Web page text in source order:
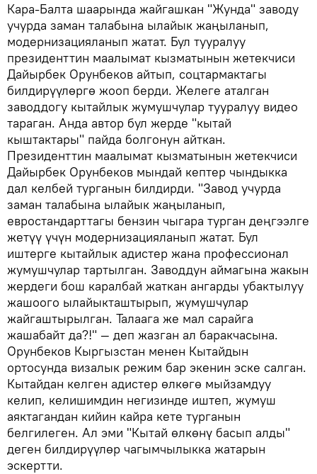
Кара-Балта шаарында жайгашкан "Жунда" заводу
учурда заман талабына ылайык жаңыланып,
модернизацияланып жатат. Бул тууралуу
президенттин маалымат кызматынын жетекчиси
Дайырбек Орунбеков айтып, соцтармактагы
билдирүүлөргө жооп берди. Желеге аталган
заводдогу кытайлык жумушчулар тууралуу видео
тараган. Анда автор бул жерде "кытай
кыштактары" пайда болгонун айткан.
Президенттин маалымат кызматынын жетекчиси
Дайырбек Орунбеков мындай кептер чындыкка
дал келбей турганын билдирди. "Завод учурда
заман талабына ылайык жаңыланып,
евростандарттагы бензин чыгара турган деңгээлге
жетүү үчүн модернизацияланып жатат. Бул
иштерге кытайлык адистер жана профессионал
жумушчулар тартылган. Заводдун аймагына жакын
жердеги бош каралбай жаткан ангарды убактылуу
жашоого ылайыкташтырып, жумушчулар
жайгаштырылган. Талаага же мал сарайга
жашабайт да?!" — деп жазган ал баракчасына.
Орунбеков Кыргызстан менен Кытайдын
ортосунда визалык режим бар экенин эске салган.
Кытайдан келген адистер өлкөгө мыйзамдуу
келип, келишимдин негизинде иштеп, жумуш
аяктагандан кийин кайра кете турганын
белгилеген. Ал эми "Кытай өлкөнү басып алды"
деген билдирүүлөр чагымчылыкка жатарын
эскертти.